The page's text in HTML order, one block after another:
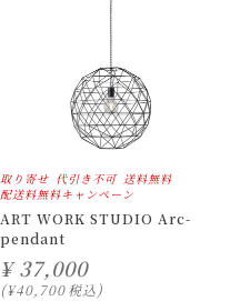
取り寄せ 代引き不可 送料無料
配送料無料キャンペーン
ART WORK STUDIO Arc-
pendant
¥ 37,000
¥40,700税込